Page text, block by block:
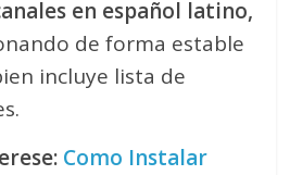
en español latino,
de forma estable
incluye lista de
Como Instalar